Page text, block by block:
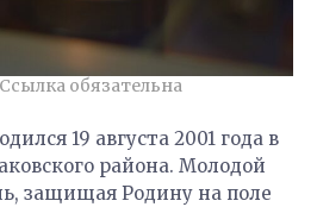
обязательна
19 августа 2001 года в
района. Молодой
защищая Родину на поле